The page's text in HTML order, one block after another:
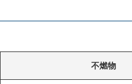
不燃物